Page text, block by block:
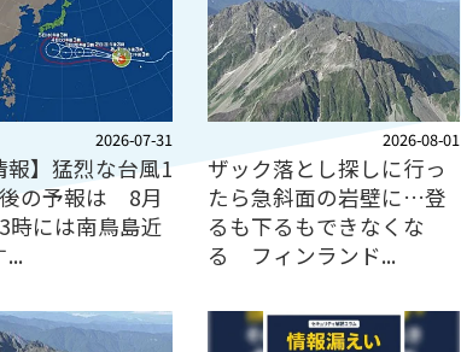
2026-07-31
報】猛烈な台風1
の予報は 8月
時には南鳥島近
2026-08-01
ザック落とし探しに行っ
たら急斜面の岩壁に…登
るも下るもできなくな
る フィンランド...